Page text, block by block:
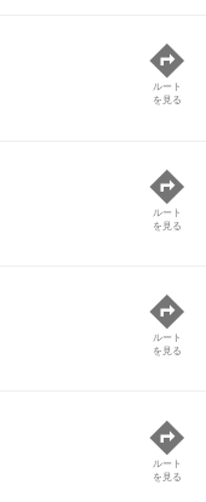
ルート
を見る
ルート
を見る
ルート
を見る
ルート
を見る